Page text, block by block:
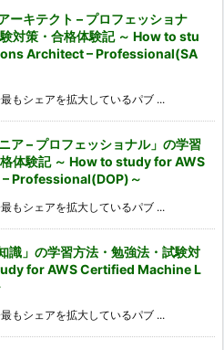
ーキテクト – プロフェッショナ
対策・合格体験記 ～ How to stu
Architect – Professional(SA
もシェアを拡大しているパブ ...
ア – プロフェッショナル」の学習
体験記 ～ How to study for AWS
Professional(DOP)～
もシェアを拡大しているパブ ...
識」の学習方法・勉強法・試験対
for AWS Certified Machine L
もシェアを拡大しているパブ ...